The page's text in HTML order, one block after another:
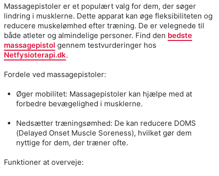
Massagepistoler er et populært valg for dem, der søger
lindring i musklerne. Dette apparat kan øge fleksibiliteten og
reducere muskelømhed efter træning. De er velegnede til
både atleter og almindelige personer. Find den bedste
massagepistol gennem testvurderinger hos
Netfysioterapi.dk.
Fordele ved massagepistoler:
Øger mobilitet: Massagepistoler kan hjælpe med at
forbedre bevægelighed i musklerne.
Nedsætter træningsømhed: De kan reducere DOMS
(Delayed Onset Muscle Soreness), hvilket gør dem
nyttige for dem, der træner ofte.
Funktioner at overveje: